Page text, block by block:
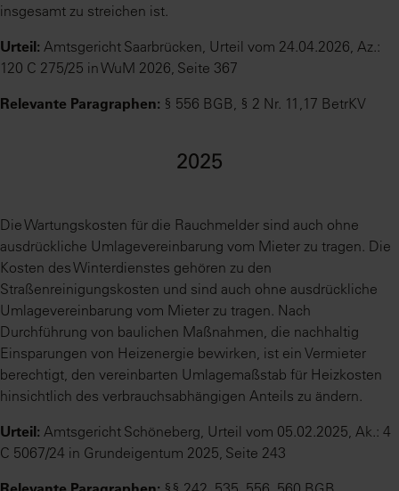
insgesamt zu streichen ist.
Urteil: Amtsgericht Saarbrücken, Urteil vom 24.04.2026, Az.:
120 C 275/25 in WuM 2026, Seite 367
Relevante Paragraphen: § 556 BGB, § 2 Nr. 11,17 BetrKV
2025
Die Wartungskosten für die Rauchmelder sind auch ohne
ausdrückliche Umlagevereinbarung vom Mieter zu tragen. Die
Kosten des Winterdienstes gehören zu den
Straßenreinigungskosten und sind auch ohne ausdrückliche
Umlagevereinbarung vom Mieter zu tragen. Nach
Durchführung von baulichen Maßnahmen, die nachhaltig
Einsparungen von Heizenergie bewirken, ist ein Vermieter
berechtigt, den vereinbarten Umlagemaßstab für Heizkosten
hinsichtlich des verbrauchsabhängigen Anteils zu ändern.
Urteil: Amtsgericht Schöneberg, Urteil vom 05.02.2025, Ak.: 4
C 5067/24 in Grundeigentum 2025, Seite 243